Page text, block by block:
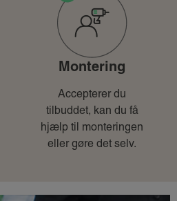
Montering
Accepterer du
tilbuddet, kan du få
hjælp til monteringen
eller gøre det selv.